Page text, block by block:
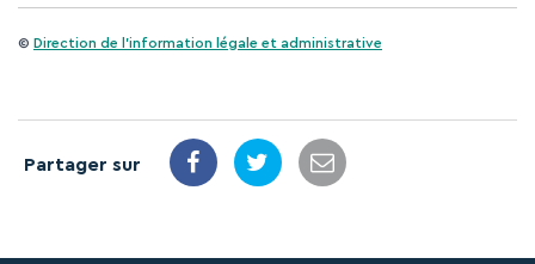
© Direction de l'information légale et administrative
Partager sur